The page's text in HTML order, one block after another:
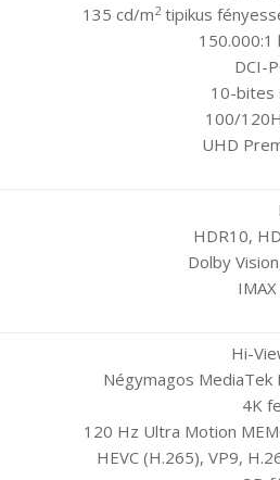
135 cd/m2tipikus
DCI-
10-bites
100/
UHD
HDR10,
Dolby
Hi-
Négymagos MediaTek
4K
120 Hz Ultra Motion
HEVC (H.265), VP9,